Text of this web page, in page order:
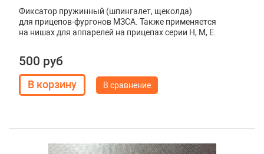
Фиксатор пружинный (шпингалет, щеколда)
для прицепов-фургонов МЗСА. Также применяется
на нишах для аппарелей на прицепах серии H, M, E.
500 руб
В сравнение